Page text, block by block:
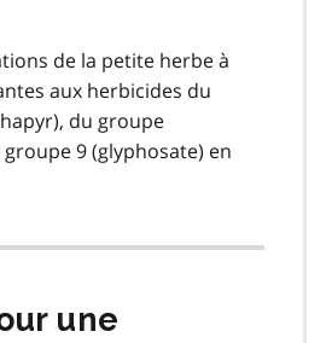
de la petite herbe à
aux herbicides du
du groupe
9 (glyphosate) en
une